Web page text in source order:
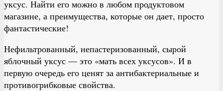
уксус. Найти его можно в любом продуктовом
магазине, а преимущества, которые он дает, просто
фантастические!
Нефильтрованный, непастеризованный, сырой
яблочный уксус — это «мать всех уксусов». И в
первую очередь его ценят за антибактериальные и
противогрибковые свойства.